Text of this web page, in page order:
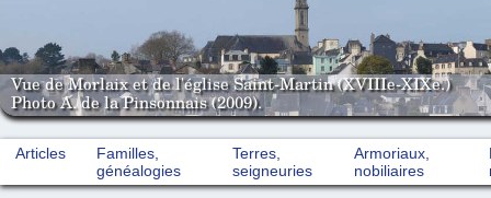
Vue de Morlaix et de l'église Saint-Martin (XVIIIe-XIXe.)
Photo A. de la Pinsonnais (2009).
Articles
Familles,
généalogies
Terres,
seigneuries
Armoriaux,
nobiliaires